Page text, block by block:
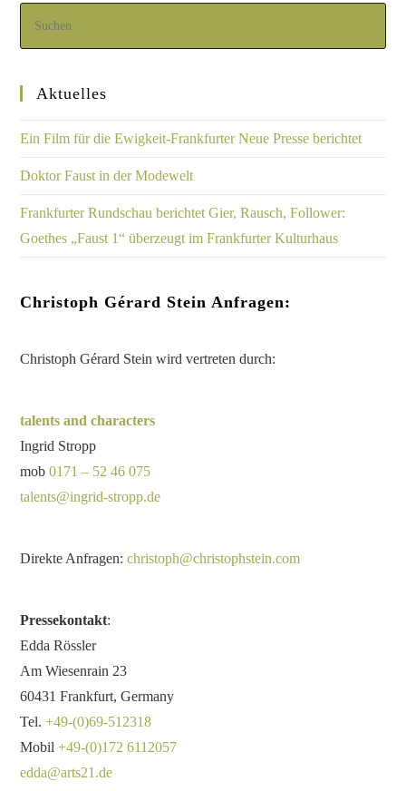
Aktuelles
Ein Film für die Ewigkeit-Frankfurter Neue Presse berichtet
Doktor Faust in der Modewelt
Frankfurter Rundschau berichtet Gier, Rausch, Follower:
Goethes „Faust 1“ überzeugt im Frankfurter Kulturhaus
Christoph Gérard Stein Anfragen:
Christoph Gérard Stein wird vertreten durch:
talents and characters
Ingrid Stropp
mob0171 – 52 46 075
talents@ingrid-stropp.de
Direkte Anfragen:christoph@christophstein.com
Pressekontakt:
Edda Rössler
Am Wiesenrain 23
60431 Frankfurt, Germany
Tel.+49-(0)69-512318
Mobil+49-(0)172 6112057
edda@arts21.de